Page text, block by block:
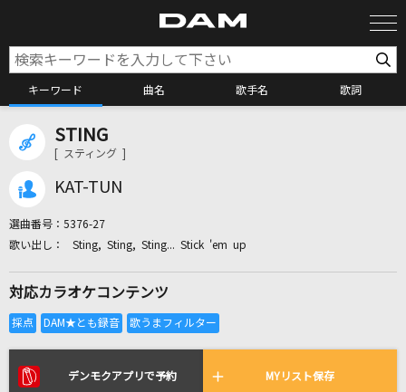
キーワード 曲名 歌手名 歌詞
全国りれき
リアルタイムで歌われている曲の一覧
STING
[ スティング ]
KAT-TUN
選曲番号： 5376-27
Sting, Sting, Sting... Stick 'em up
対応カラオケコンテンツ
デンモクアプリで予約 MYリスト保存